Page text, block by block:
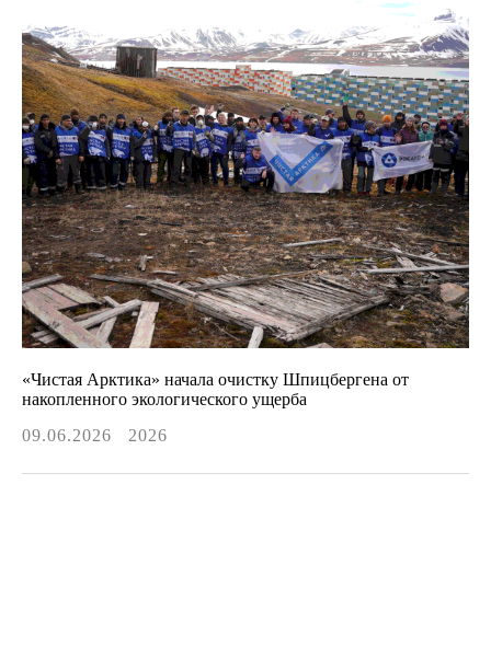
«Чистая Арктика» начала очистку Шпицбергена от
накопленного экологического ущерба
09.06.2026
2026